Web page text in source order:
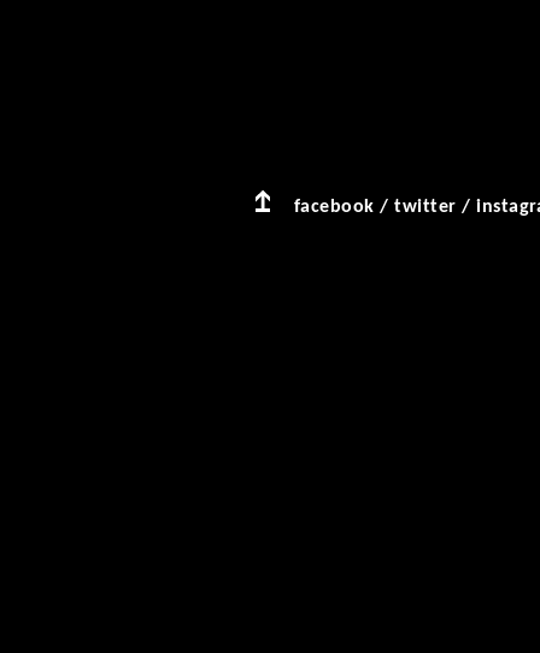
facebook /twitter /